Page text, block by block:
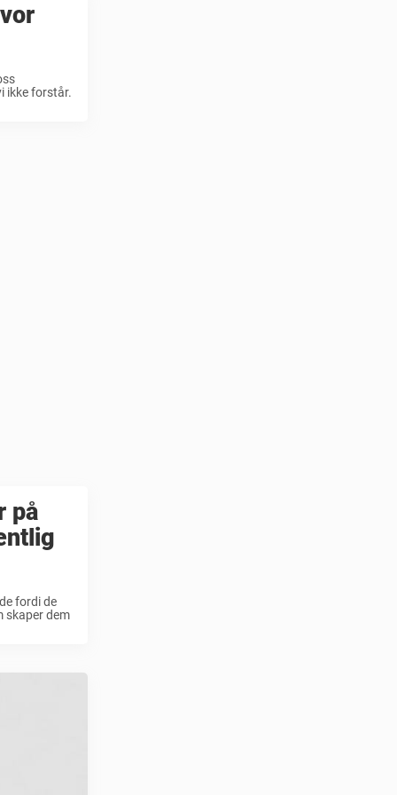
ikke forstår.
på
fordi de
skaper dem